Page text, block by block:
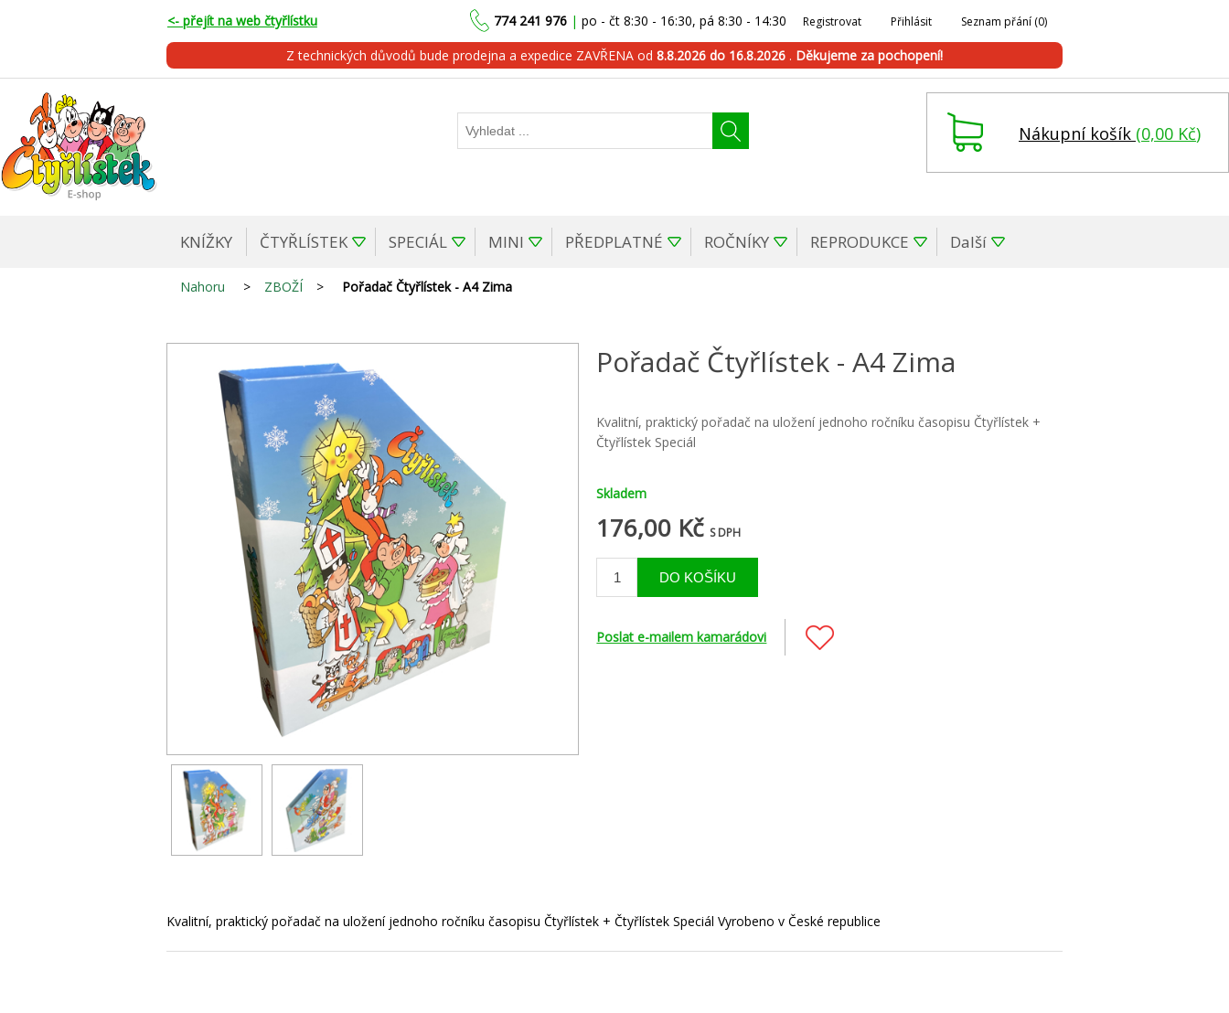
<- přejít na web čtyřlístku 774 241 976 |po - čt 8:30 - 16:30, pá 8:30 - 14:30 Registrovat Přihlásit Seznam přání (0)
Z technických důvodů bude prodejna a expedice ZAVŘENA od 8.8.2026 do 16.8.2026 . Děkujeme za pochopení!
Nákupní košík (0,00 Kč)
KNÍŽKY ČTYŘLÍSTEK SPECIÁL MINI PŘEDPLATNÉ ROČNÍKY REPRODUKCE Další
Nahoru > ZBOŽÍ > Pořadač Čtyřlístek - A4 Zima
Pořadač Čtyřlístek - A4 Zima
Kvalitní, praktický pořadač na uložení jednoho ročníku časopisu Čtyřlístek +
Čtyřlístek Speciál
Skladem
176,00 Kč S DPH
Poslat e-mailem kamarádovi
Kvalitní, praktický pořadač na uložení jednoho ročníku časopisu Čtyřlístek + Čtyřlístek Speciál Vyrobeno v České republice